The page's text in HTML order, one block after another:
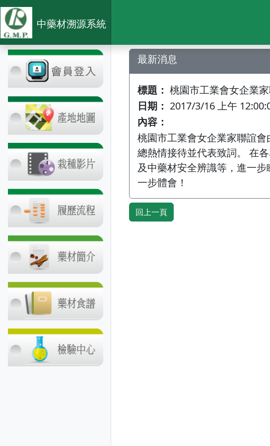
中藥材溯源系統
最新消息
標題： 桃園市工業會女企業
日期： 2017/3/16 上午
內容：
桃園市工業會女企業家聯誼
總熱情接待並代表致詞。 在
及中藥材安全辨識等，進一
一步體會！
回上一頁